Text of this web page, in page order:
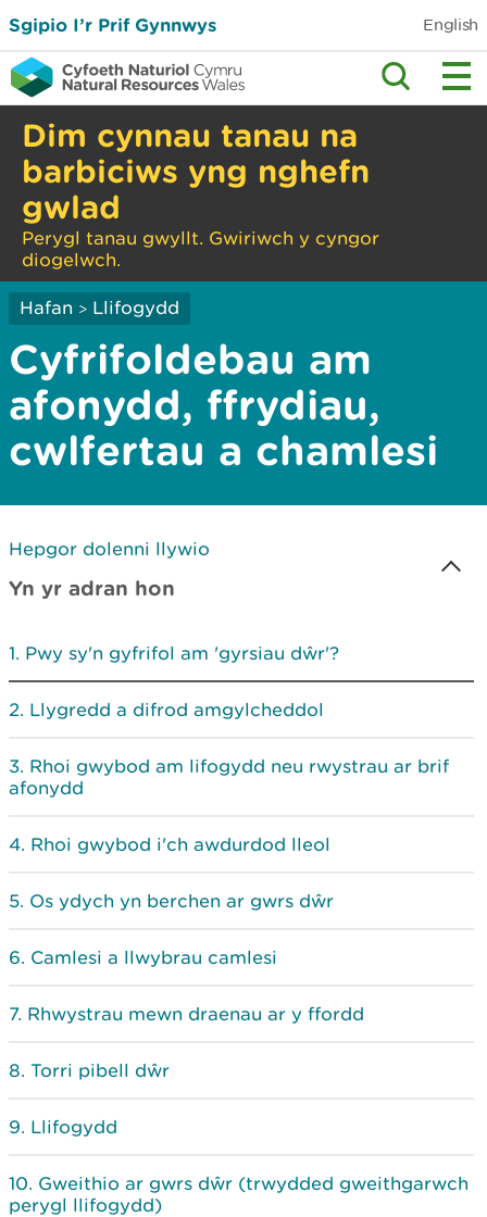
Sgipio I’r Prif Gynnwys English
Dim cynnau tanau na
barbiciws yng nghefn
gwlad
Perygl tanau gwyllt. Gwiriwch y cyngor
diogelwch.
Hafan > Llifogydd
Cyfrifoldebau am
afonydd, ffrydiau,
cwlfertau a chamlesi
Hepgor dolenni llywio
Yn yr adran hon
Pwy sy'n gyfrifol am 'gyrsiau dŵr'?
Llygredd a difrod amgylcheddol
Rhoi gwybod am lifogydd neu rwystrau ar brif
afonydd
Rhoi gwybod i'ch awdurdod lleol
Os ydych yn berchen ar gwrs dŵr
Camlesi a llwybrau camlesi
Rhwystrau mewn draenau ar y ffordd
Torri pibell dŵr
Llifogydd
Gweithio ar gwrs dŵr (trwydded gweithgarwch
perygl llifogydd)